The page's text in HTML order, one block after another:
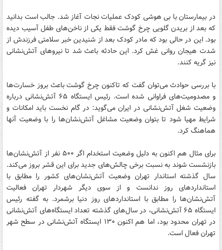
در بیمارستان با بی هوشی کودک عملیات نجات آغاز شد. جالب است بدانید
که بعد از بریدن گلویی چرخ گوشت فقط یکی از ناخن‌های طفل آسیب دیده
بود. این در حالی بود که مادر کودک بعد از شنیدین خبر سلامتی فرزندش از
شدت هیجان روانی غش کرد. این حادثه باعث شد تا نیروهای آتش‌نشانی
نیز گریه کنند.
با بررسی حوادث می‌توان گفت که تاکنون چرخ گوشت باعث بروز خسارت‌ها
و مصدومیت‌های فراوانی شده است. رئیس ایستگاه ۶۵ آتش‌نشانی درباره
وضعیت شغل آتش‌نشانی در ایران می‌گوید: در گام نخست باید امکانات و
شرایط مهیا شود تا بتوان وضعیت مشاغل آتش‌نشان‌ها را با وضعیت آنها
هماهنگ کرد.
برای مثال هم اکنون به دلیل وضعیت استخدام اگر ۵۰۰ نفر از آتش‌نشان‌ها
بازنشست شوند به نسبت برخی چالش‌های جدید برای این قشر بروز می‌کند.
سال گذشته استاندار تهران وضعیت آتش‌نشان‌های کشور را مطابق با
استانداردهای روز ندانست و از سوی دیگر شهردار تهران فعالیت
آتش‌نشان‌ها را مطابق با استانداردهای روز دنیا برشمرد. به گفته رئیس
ایستگاه ۶۵ آتش‌نشانی، در سال‌های گذشته تعداد ایستگاه‌های آتش‌نشانی
در تهران محدود بود، اما هم اکنون ۱۳۰ ایستگاه آتش‌نشانی در سطح شهر
تهران فعال است.